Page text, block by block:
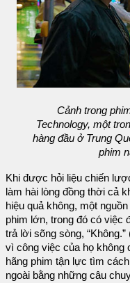
Cảnh trong
Technology, một
hàng đầu ở Trung
phim
Khi được hỏi liệu chiến
làm hài lòng đồng thời cả
hiệu quả không, một
phim lớn, trong đó có việc
trả lời sõng sòng,
vì công việc của họ không
hãng phim tận lực tìm
ngoài bằng những câu